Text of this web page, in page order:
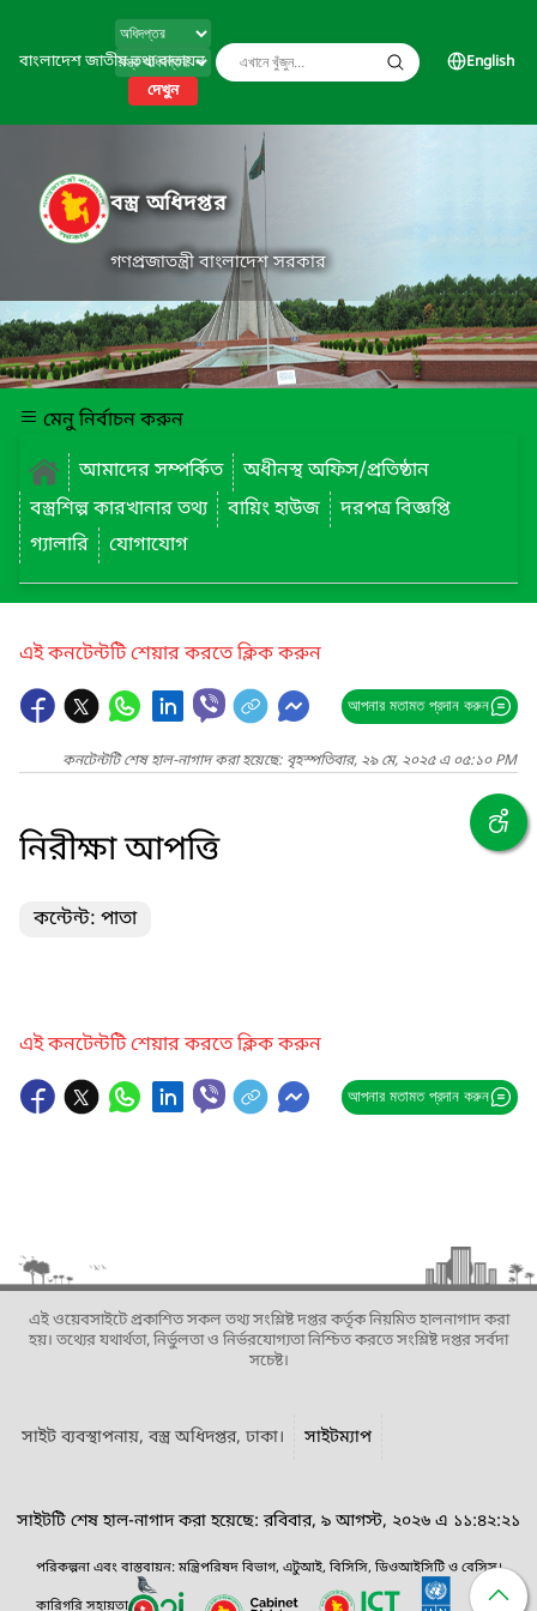
বাংলাদেশ জাতীয় তথ্য বাতায়ন
দেখুন
English
বস্ত্র অধিদপ্তর
গণপ্রজাতন্ত্রী বাংলাদেশ সরকার
মেনু নির্বাচন করুন
আমাদের সম্পর্কিত
অধীনস্থ অফিস/প্রতিষ্ঠান
বস্ত্রশিল্প কারখানার তথ্য
বায়িং হাউজ
দরপত্র বিজ্ঞপ্তি
গ্যালারি
যোগাযোগ
এই কনটেন্টটি শেয়ার করতে ক্লিক করুন
আপনার মতামত প্রদান করুন
কনটেন্টটি শেষ হাল-নাগাদ করা হয়েছে: বৃহস্পতিবার, ২৯ মে, ২০২৫ এ ০৫:১০ PM
নিরীক্ষা আপত্তি
কন্টেন্ট: পাতা
এই কনটেন্টটি শেয়ার করতে ক্লিক করুন
আপনার মতামত প্রদান করুন
এই ওয়েবসাইটে প্রকাশিত সকল তথ্য সংশ্লিষ্ট দপ্তর কর্তৃক নিয়মিত হালনাগাদ করা
হয়। তথ্যের যথার্থতা, নির্ভুলতা ও নির্ভরযোগ্যতা নিশ্চিত করতে সংশ্লিষ্ট দপ্তর সর্বদা
সচেষ্ট।
সাইট ব্যবস্থাপনায়, বস্ত্র অধিদপ্তর, ঢাকা। সাইটম্যাপ
সাইটটি শেষ হাল-নাগাদ করা হয়েছে: রবিবার, ৯ আগস্ট, ২০২৬ এ ১১:৪২:২১
পরিকল্পনা এবং বাস্তবায়ন: মন্ত্রিপরিষদ বিভাগ, এটুআই, বিসিসি, ডিওআইসিটি ও বেসিস।
কারিগরি সহায়তা